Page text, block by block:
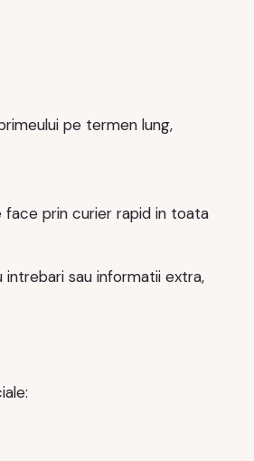
pe termen lung,
face prin curier rapid in toata
sau informatii extra,